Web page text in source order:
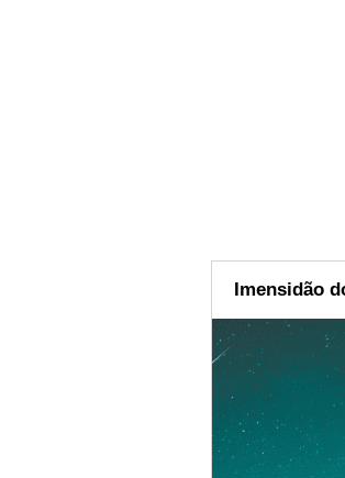
Imensidão